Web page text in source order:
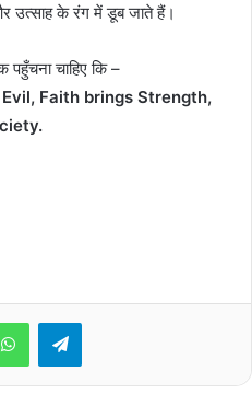
उत्साह के रंग में डूब जाते हैं।
पहुँचना चाहिए कि –
Faith brings Strength,
WhatsAppTelegram